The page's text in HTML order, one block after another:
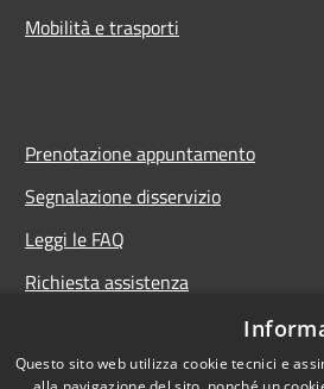
Mobilità e trasporti
Prenotazione appuntamento
Segnalazione disservizio
Leggi le FAQ
Richiesta assistenza
Questo sito web utilizza cookie tecnici e